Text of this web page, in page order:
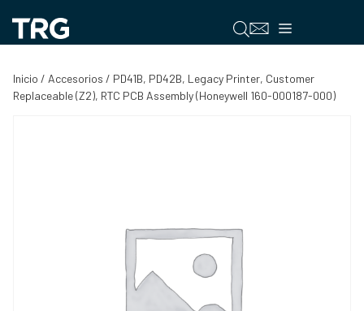
contenido
Menú
Inicio / Accesorios / PD41B, PD42B, Legacy Printer, Customer
Replaceable (Z2), RTC PCB Assembly (Honeywell 160-000187-000)